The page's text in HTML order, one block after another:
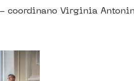
Virginia